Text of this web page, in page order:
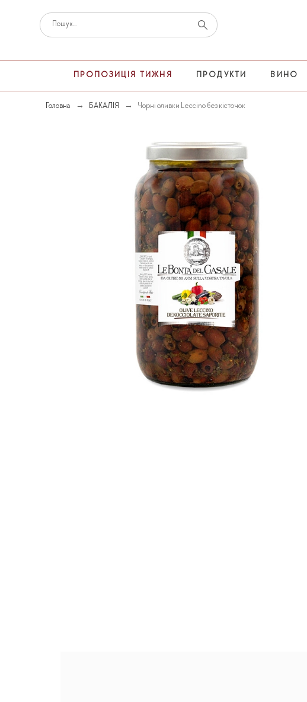
ПРОПОЗИЦІЯ ТИЖНЯ ПРОДУКТИ ВИНО
Головна БАКАЛІЯ Чорні оливки Leccino без кісточок